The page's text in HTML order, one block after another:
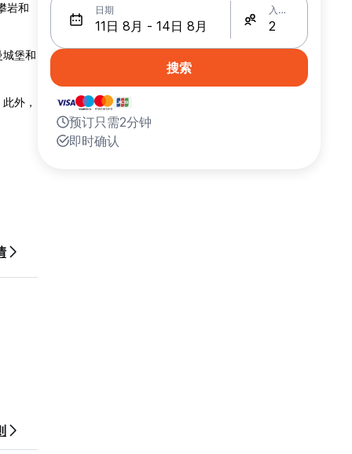
岩和
堡和
外，
日期 入住人数
搜索
预订只需2分钟
即时确认